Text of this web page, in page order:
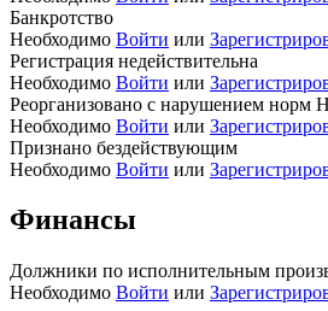
Банкротство
Необходимо Войти или
Регистрация недействительна
Необходимо Войти или
Реорганизовано с нарушением норм
Необходимо Войти или
Признано бездействующим
Необходимо Войти или
Финансы
Должники по исполнительным
Необходимо Войти или